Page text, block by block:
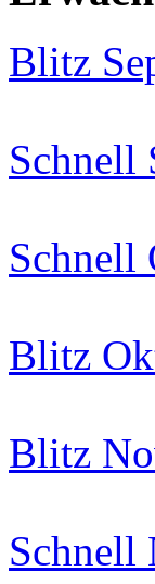
Blitz
Schnell
Schnell
Blitz
Blitz
Schnell